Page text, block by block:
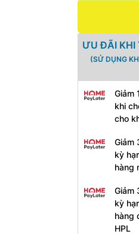
ƯU ĐÃI KHI
(SỬ DỤNG
Giảm
khi
cho
Giảm
kỳ
hàng
Giảm
kỳ
hàng
HPL